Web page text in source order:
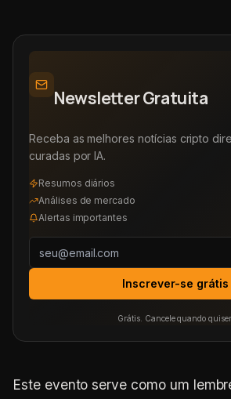
Newsletter Gratuita
Receba as melhores notícias cripto
curadas por IA.
Resumos diários
Análises de mercado
Alertas importantes
Inscrever-se grátis
Grátis. Cancele quando quiser.
Este evento serve como um